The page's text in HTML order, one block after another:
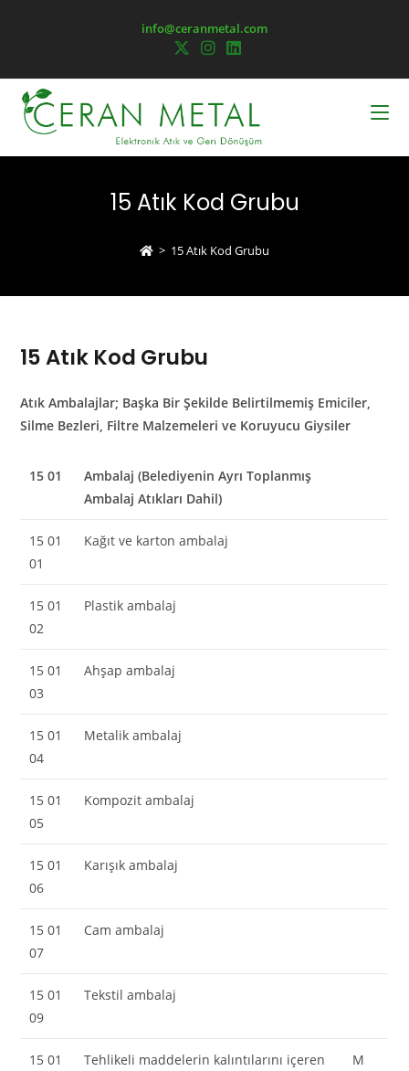
info@ceranmetal.com
15 Atık Kod Grubu
> 15 Atık Kod Grubu
15 Atık Kod Grubu
Atık Ambalajlar; Başka Bir Şekilde Belirtilmemiş Emiciler,
Silme Bezleri, Filtre Malzemeleri ve Koruyucu Giysiler
15 01
Ambalaj (Belediyenin Ayrı Toplanmış
Ambalaj Atıkları Dahil)
15 01
01
Kağıt ve karton ambalaj
15 01
02
Plastik ambalaj
15 01
03
Ahşap ambalaj
15 01
04
Metalik ambalaj
15 01
05
Kompozit ambalaj
15 01
06
Karışık ambalaj
15 01
07
Cam ambalaj
15 01
09
Tekstil ambalaj
15 01
Tehlikeli maddelerin kalıntılarını içeren
M